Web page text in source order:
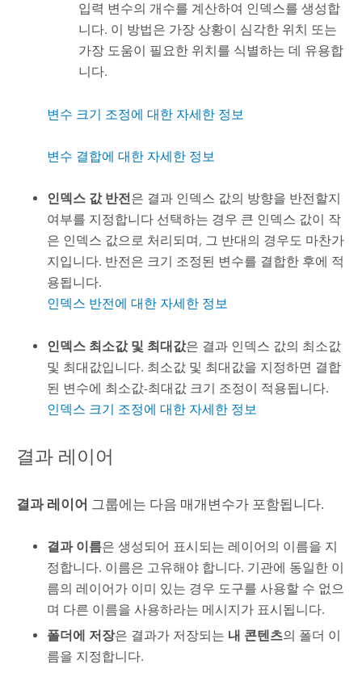
입력 변수의 개수를 계산하여 인덱스를 생성합
니다. 이 방법은 가장 상황이 심각한 위치 또는
가장 도움이 필요한 위치를 식별하는 데 유용합
니다.
변수 크기 조정에 대한 자세한 정보
변수 결합에 대한 자세한 정보
인덱스 값 반전은 결과 인덱스 값의 방향을 반전할지
여부를 지정합니다 선택하는 경우 큰 인덱스 값이 작
은 인덱스 값으로 처리되며, 그 반대의 경우도 마찬가
지입니다. 반전은 크기 조정된 변수를 결합한 후에 적
용됩니다.
인덱스 반전에 대한 자세한 정보
인덱스 최소값 및 최대값은 결과 인덱스 값의 최소값
및 최대값입니다. 최소값 및 최대값을 지정하면 결합
된 변수에 최소값-최대값 크기 조정이 적용됩니다.
인덱스 크기 조정에 대한 자세한 정보
결과 레이어
결과 레이어 그룹에는 다음 매개변수가 포함됩니다.
결과 이름은 생성되어 표시되는 레이어의 이름을 지
정합니다. 이름은 고유해야 합니다. 기관에 동일한 이
름의 레이어가 이미 있는 경우 도구를 사용할 수 없으
며 다른 이름을 사용하라는 메시지가 표시됩니다.
폴더에 저장은 결과가 저장되는 내 콘텐츠의 폴더 이
름을 지정합니다.